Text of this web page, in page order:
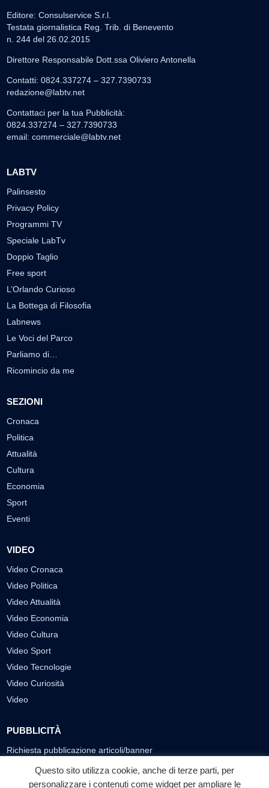
Editore: Consulservice S.r.l.
Testata giornalistica Reg. Trib. di Benevento
n. 244 del 26.02.2015
Direttore Responsabile Dott.ssa Oliviero Antonella
Contatti: 0824.337274 – 327.7390733
redazione@labtv.net
Contattaci per la tua Pubblicità:
0824.337274 – 327.7390733
email: commerciale@labtv.net
LABTV
Palinsesto
Privacy Policy
Programmi TV
Speciale LabTv
Doppio Taglio
Free sport
L’Orlando Curioso
La Bottega di Filosofia
Labnews
Le Voci del Parco
Parliamo di…
Ricomincio da me
SEZIONI
Cronaca
Politica
Attualità
Cultura
Economia
Sport
Eventi
VIDEO
Video Cronaca
Video Politica
Video Attualità
Video Economia
Video Cultura
Video Sport
Video Tecnologie
Video Curiosità
Video
PUBBLICITÀ
Richiesta pubblicazione articoli/banner
SEGUICI SUI SOCIAL
Questo sito utilizza cookie, anche di terze parti, per
personalizzare i contenuti come widget per ampliare le